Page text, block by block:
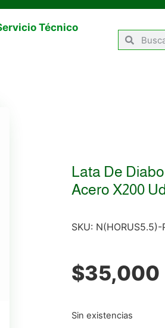
Técnico
Lata De
Acero X200
SKU: N(HORUS5.5)-
$35,000
Sin existencias